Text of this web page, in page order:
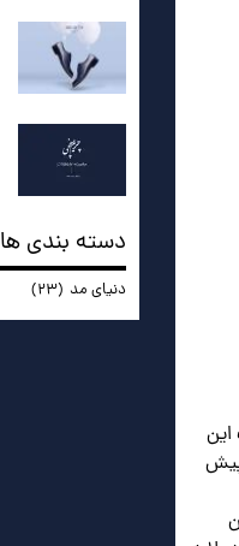
گاو بوده و قدمت آن به ۵۵۰۰ سال پیش
دسته بندی ها
دنیای مد (۲۳)